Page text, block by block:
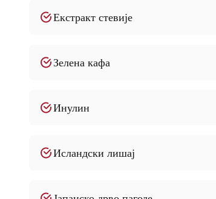
Екстракт стевије
Зелена кафа
Инулин
Исландски лишај